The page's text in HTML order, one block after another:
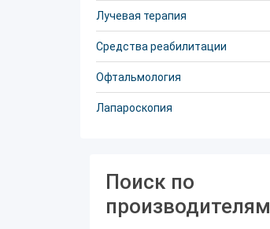
Лучевая терапия
Средства реабилитации
Офтальмология
Лапароскопия
Поиск по
производителям